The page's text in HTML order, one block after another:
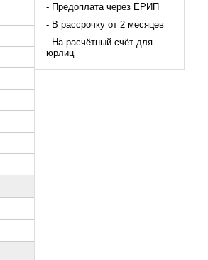
- Предоплата через ЕРИП
- В рассрочку от 2 месяцев
- На расчётный счёт для
юрлиц